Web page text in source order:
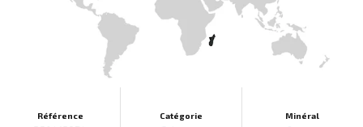
Référence Catégorie Minéral